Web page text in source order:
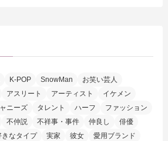
K-POP SnowMan
お笑い芸人
アスリート アーティスト
イケメン
ニーズ タレント ハーフ
ファッション
不仲説 不祥事・事件 仲良し
俳優
きなタイプ 実家 彼女
愛用ブランド